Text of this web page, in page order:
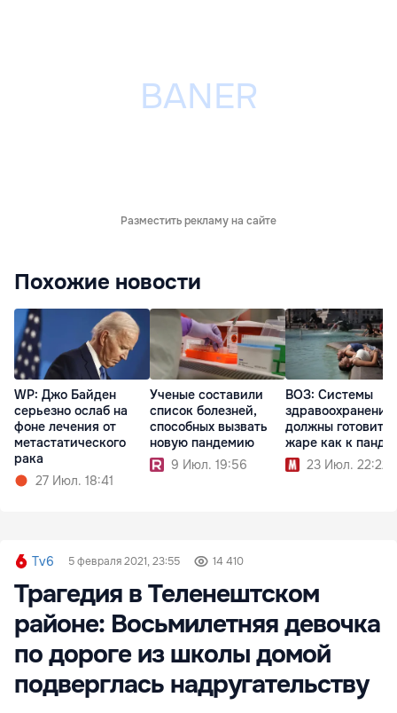
Разместить рекламу на сайте
Похожие новости
WP: Джо Байден
серьезно ослаб на
фоне лечения от
метастатического
рака
27 Июл. 18:41
Ученые составили
список болезней,
способных вызвать
новую пандемию
9 Июл. 19:56
ВОЗ: Системы
здравоохранения
должны
жаре как к
23 Июл. 22:22
Tv6 5 февраля 2021, 23:55 14 410
Трагедия в Теленештском
районе: Восьмилетняя девочка
по дороге из школы домой
подверглась надругательству